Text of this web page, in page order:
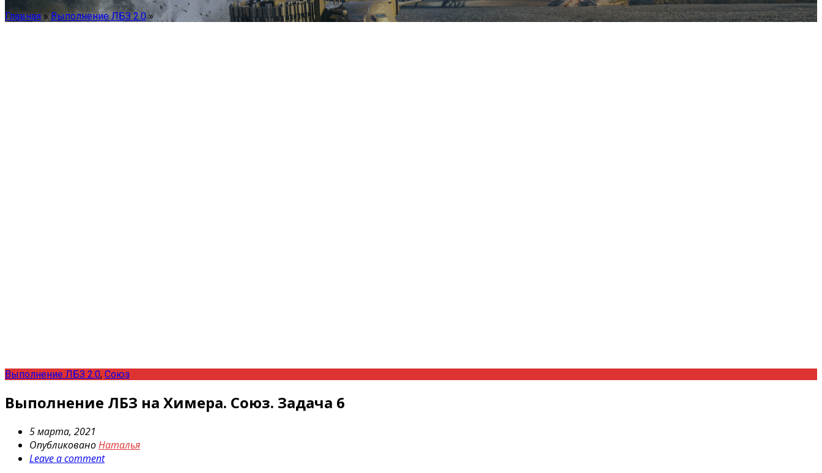
Главная»Выполнение ЛБЗ 2.0»
Выполнение ЛБЗ 2.0, Союз
Выполнение ЛБЗ на Химера. Союз. Задача 6
5 марта, 2021
ОпубликованоНаталья
Leave a comment